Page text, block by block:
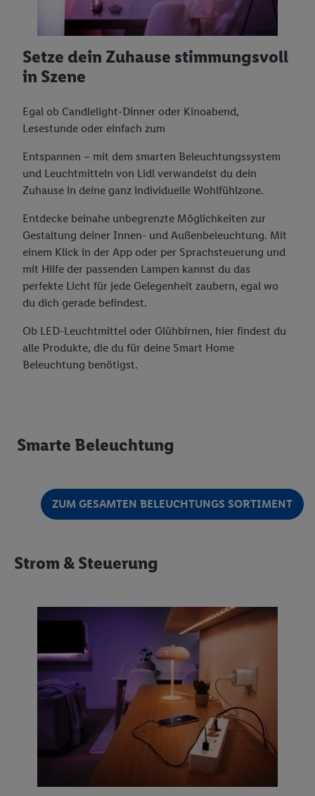
Setze dein Zuhause stimmungsvoll
in Szene
Egal ob Candlelight-Dinner oder Kinoabend,
Lesestunde oder einfach zum
Entspannen – mit dem smarten Beleuchtungssystem
und Leuchtmitteln von Lidl verwandelst du dein
Zuhause in deine ganz individuelle Wohlfühlzone.
Entdecke beinahe unbegrenzte Möglichkeiten zur
Gestaltung deiner Innen- und Außenbeleuchtung. Mit
einem Klick in der App oder per Sprachsteuerung und
mit Hilfe der passenden Lampen kannst du das
perfekte Licht für jede Gelegenheit zaubern, egal wo
du dich gerade befindest.
Ob LED-Leuchtmittel oder Glühbirnen, hier findest du
alle Produkte, die du für deine Smart Home
Beleuchtung benötigst.
Smarte Beleuchtung
ZUM GESAMTEN BELEUCHTUNGS SORTIMENT
Strom & Steuerung